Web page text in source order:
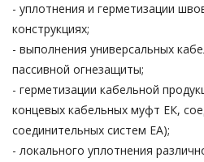
- уплотнения и герметизации
конструкциях;
- выполнения универсальных
пассивной огнезащиты;
- герметизации кабельной
концевых кабельных муфт ЕК,
соединительных систем ЕА);
- локального уплотнения